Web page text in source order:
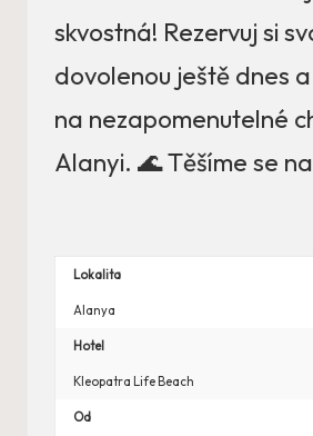
skvostná! Rezervuj si
dovolenou ještě dnes
na nezapomenutelné
Alanyi. 🌊 Těšíme se
Lokalita
Alanya
Hotel
Kleopatra Life Beach
Od